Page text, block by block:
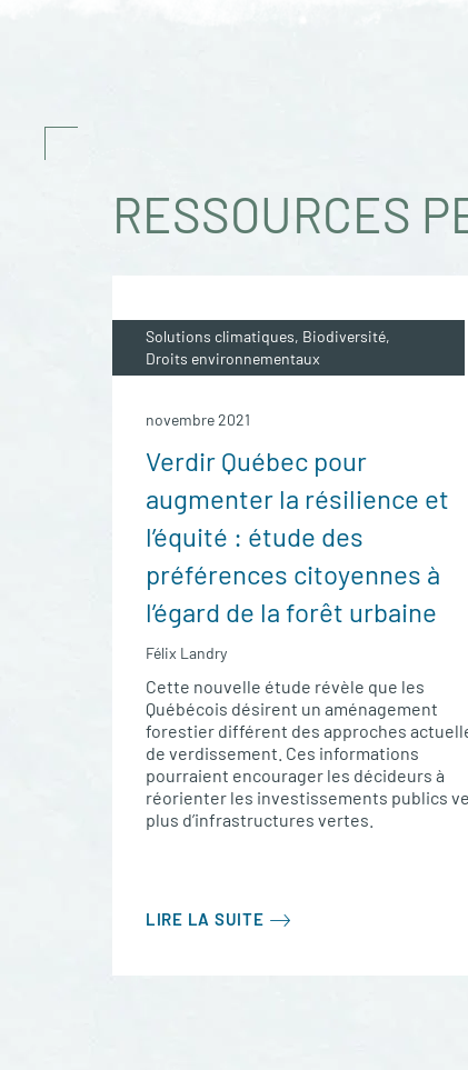
RESSOURCES
Solutions climatiques, Biodiversité,
Droits environnementaux
novembre 2021
Verdir Québec pour
augmenter la résilience et
l’équité : étude des
préférences citoyennes à
l’égard de la forêt urbaine
Félix Landry
Cette nouvelle étude révèle que les
Québécois désirent un aménagement
forestier différent des approches
de verdissement. Ces informations
pourraient encourager les décideurs à
réorienter les investissements publics
plus d’infrastructures vertes.
LIRE LA SUITE